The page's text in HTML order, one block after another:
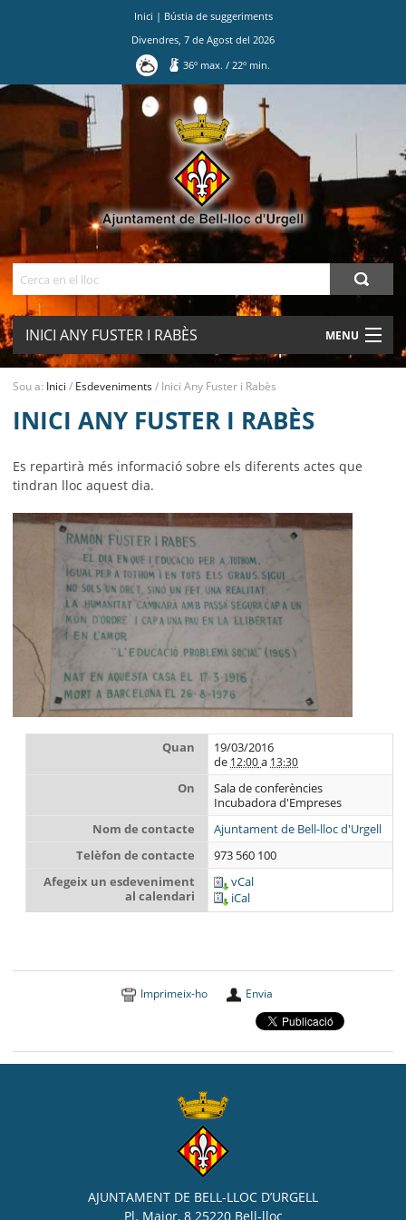
Inici | Bústia de suggeriments
Divendres 7 de Agost del 2026
36º max./ 22º min.
INICI ANY FUSTER I RABÈS MENU
MUNICIPI
BELL-LLOC SOLUCIONA
Sou a: Inici / Esdeveniments/ Inici Any Fuster i Rabès
INICI ANY FUSTER I RABÈS
Es repartirà més informació sobre els diferents actes que
tindran lloc aquest dia.
Quan
19/03/2016
de 12:00 a 13:30
On
Sala de conferències
Incubadora d'Empreses
Nom de contacte
Ajuntament de Bell-lloc d'Urgell
Telèfon de contacte
973 560 100
Afegeix un esdeveniment
al calendari
vCal
iCal
Imprimeix-ho Envia
AJUNTAMENT DE BELL-LLOC D’URGELL
Pl. Major, 8 25220 Bell-lloc